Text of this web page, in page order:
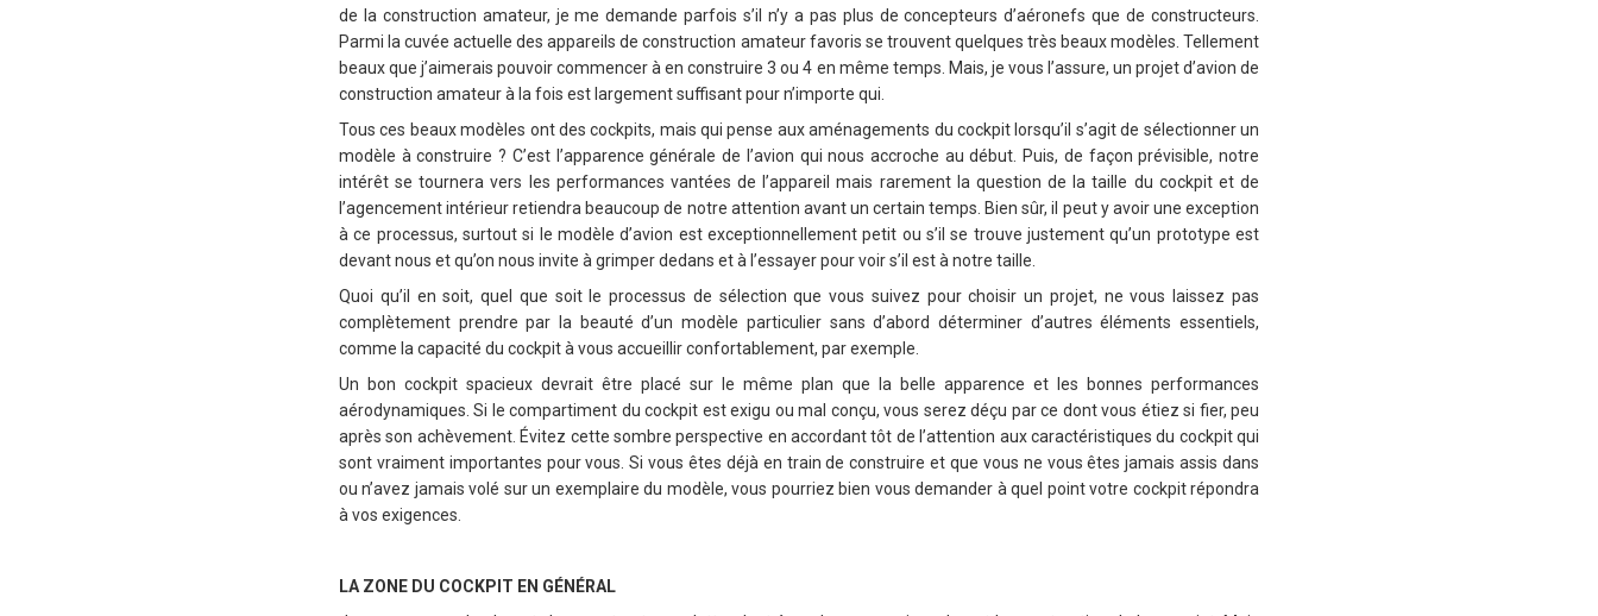
de la construction amateur, je me demande parfois s’il n’y a pas plus de concepteurs d’aéronefs que de constructeurs.
Parmi la cuvée actuelle des appareils de construction amateur favoris se trouvent quelques très beaux modèles. Tellement
beaux que j’aimerais pouvoir commencer à en construire 3 ou 4 en même temps. Mais, je vous l’assure, un projet d’avion de
construction amateur à la fois est largement suffisant pour n’importe qui.
Tous ces beaux modèles ont des cockpits, mais qui pense aux aménagements du cockpit lorsqu’il s’agit de sélectionner un
modèle à construire ? C’est l’apparence générale de l’avion qui nous accroche au début. Puis, de façon prévisible, notre
intérêt se tournera vers les performances vantées de l’appareil mais rarement la question de la taille du cockpit et de
l’agencement intérieur retiendra beaucoup de notre attention avant un certain temps. Bien sûr, il peut y avoir une exception
à ce processus, surtout si le modèle d’avion est exceptionnellement petit ou s’il se trouve justement qu’un prototype est
devant nous et qu’on nous invite à grimper dedans et à l’essayer pour voir s’il est à notre taille.
Quoi qu’il en soit, quel que soit le processus de sélection que vous suivez pour choisir un projet, ne vous laissez pas
complètement prendre par la beauté d’un modèle particulier sans d’abord déterminer d’autres éléments essentiels,
comme la capacité du cockpit à vous accueillir confortablement, par exemple.
Un bon cockpit spacieux devrait être placé sur le même plan que la belle apparence et les bonnes performances
aérodynamiques. Si le compartiment du cockpit est exigu ou mal conçu, vous serez déçu par ce dont vous étiez si fier, peu
après son achèvement. Évitez cette sombre perspective en accordant tôt de l’attention aux caractéristiques du cockpit qui
sont vraiment importantes pour vous. Si vous êtes déjà en train de construire et que vous ne vous êtes jamais assis dans
ou n’avez jamais volé sur un exemplaire du modèle, vous pourriez bien vous demander à quel point votre cockpit répondra
à vos exigences.
LA ZONE DU COCKPIT EN GÉNÉRAL